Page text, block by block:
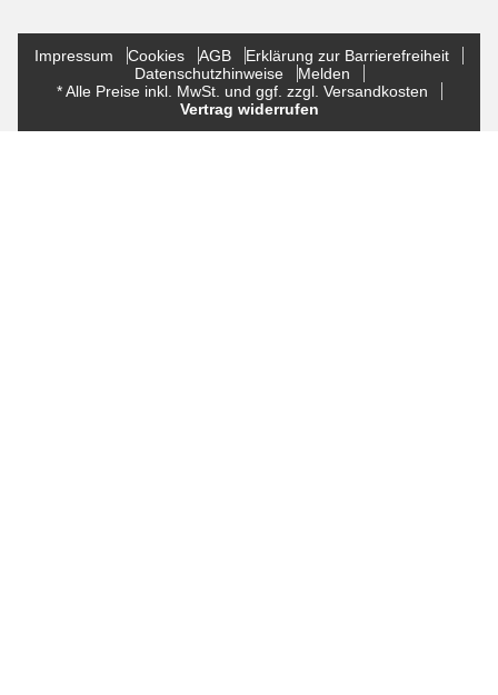
Impressum Cookies AGB
Erklärung zur Barrierefreiheit
Datenschutzhinweise
Melden
* Alle Preise inkl. MwSt. und ggf. zzgl. Versandkosten
Vertrag widerrufen